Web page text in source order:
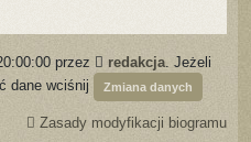
przez redakcja. Jeżeli
dane wciśnij
Zmiana danych
Zasady modyfikacji biogramu